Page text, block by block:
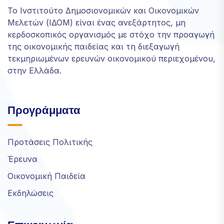
Το Ινστιτούτο Δημοσιονομικών και Οικονομικών
Μελετών (ΙΔΟΜ) είναι ένας ανεξάρτητος, μη
κερδοσκοπικός οργανισμός με στόχο την προαγωγή
της οικονομικής παιδείας και τη διεξαγωγή
τεκμηριωμένων ερευνών οικονομικού περιεχομένου,
στην Ελλάδα.
Προγράμματα
Προτάσεις Πολιτικής
Έρευνα
Οικονομική Παιδεία
Εκδηλώσεις